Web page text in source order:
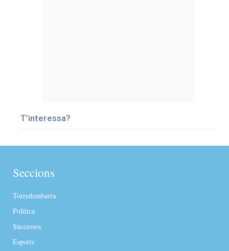
T’interessa?
Seccions
Torredembarra
Política
Successos
Esports